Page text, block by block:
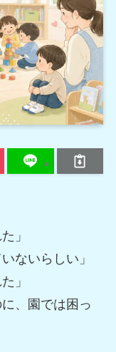
」
ないらしい」
」
、園では困っ